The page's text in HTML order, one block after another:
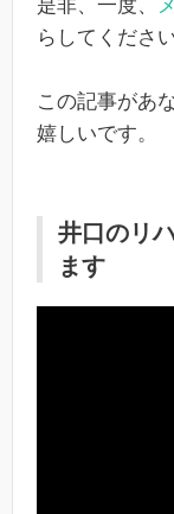
是非、一度、
らしてください
この記事があ
嬉しいです。
井口のリ
ます